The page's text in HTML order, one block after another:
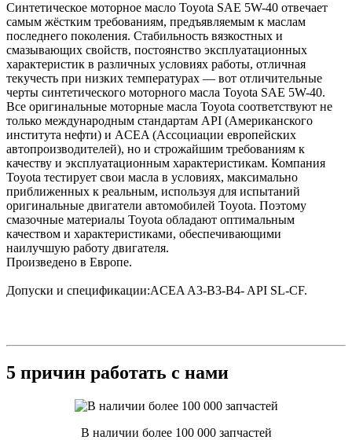
Синтетическое моторное масло Toyota SAE 5W-40 отвечает
самым жёстким требованиям, предъявляемым к маслам
последнего поколения. Стабильность вязкостных и
смазывающих свойств, постоянство эксплуатационных
характеристик в различных условиях работы, отличная
текучесть при низких температурах — вот отличительные
черты синтетического моторного масла Toyota SAE 5W-40.
Все оригинальные моторные масла Toyota соответствуют не
только международным стандартам API (Американского
института нефти) и ACEA (Ассоциации европейских
автопроизводителей), но и строжайшим требованиям к
качеству и эксплуатационным характеристикам. Компания
Toyota тестирует свои масла в условиях, максимально
приближенных к реальным, используя для испытаний
оригинальные двигатели автомобилей Toyota. Поэтому
смазочные материалы Toyota обладают оптимальным
качеством и характеристиками, обеспечивающими
наилучшую работу двигателя.
Произведено в Европе.
Допуски и спецификации:ACEA A3-B3-B4- API SL-CF.
5 причин работать с нами
В наличии более 100 000 запчастей